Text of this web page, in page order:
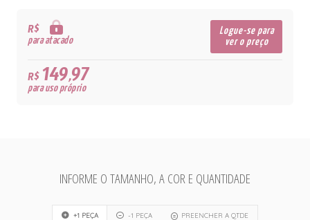
R$
para atacado
Logue-se para
ver o preço
R$149,97
para uso próprio
INFORME O TAMANHO, A COR E QUANTIDADE
+1 PEÇA -1 PEÇA PREENCHER A QTDE